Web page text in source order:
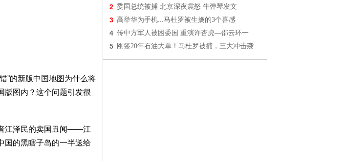
”的新版中国地图为什么将
版图内？这个问题引发很
江泽民的卖国丑闻——江
国的黑瞎子岛的一半送给
2 委国总统被捕 北京深夜震怒 牛弹琴发文
3 高举华为手机...马杜罗被生擒的3个喜感
4 传中方军人被困委国 重演许杏虎—邵云环一
5 刚签20年石油大单！马杜罗被捕，三大冲击袭